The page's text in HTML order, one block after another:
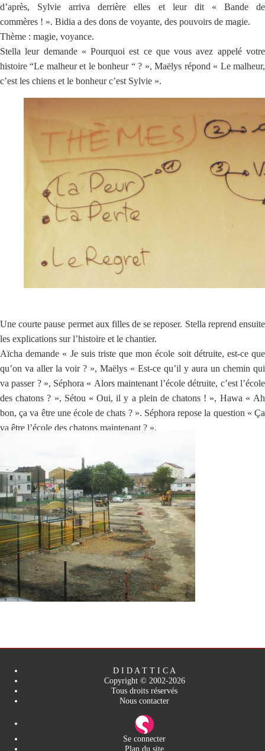
d’après, Sylvie arriva derrière elles et leur dit « Bande de
commères ! ». Bidia a des dons de voyante, des pouvoirs de magie.
Thème : magie, voyance.
Stella leur demande « Pourquoi est ce que vous avez appelé votre
histoire “Le malheur et le bonheur “ ? », Maëlys répond « Le malheur,
c’est les chiens et le bonheur c’est Sylvie ».
Une courte pause permet aux filles de se reposer. Stella reprend ensuite
les explications sur l’histoire et le chantier.
Aïcha demande « Je suis triste que mon école soit détruite, est-ce que
qu’on va aller la voir ? », Maëlys « Est-ce qu’il y aura un chemin qui
va passer ? », Séphora « Alors maintenant l’école détruite, c’est l’école
des chatons ? », Sétou « Oui, il y a plein de chatons ! », Hawa « Ah
bon, ça va être une école de chats ? ». Séphora repose la question « Ça
va être l’école des chatons maintenant ? ».
D I D A T T I C A
Copyright © 2002-2026
Tous droits réservés
Nous contacter
Se connecter
Plan du site